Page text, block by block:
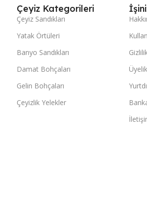
Çeyiz Kategorileri
Çeyiz Sandıkları
Yatak Örtüleri
Banyo Sandıkları
Damat Bohçaları
Gelin Bohçaları
Çeyizlik Yelekler